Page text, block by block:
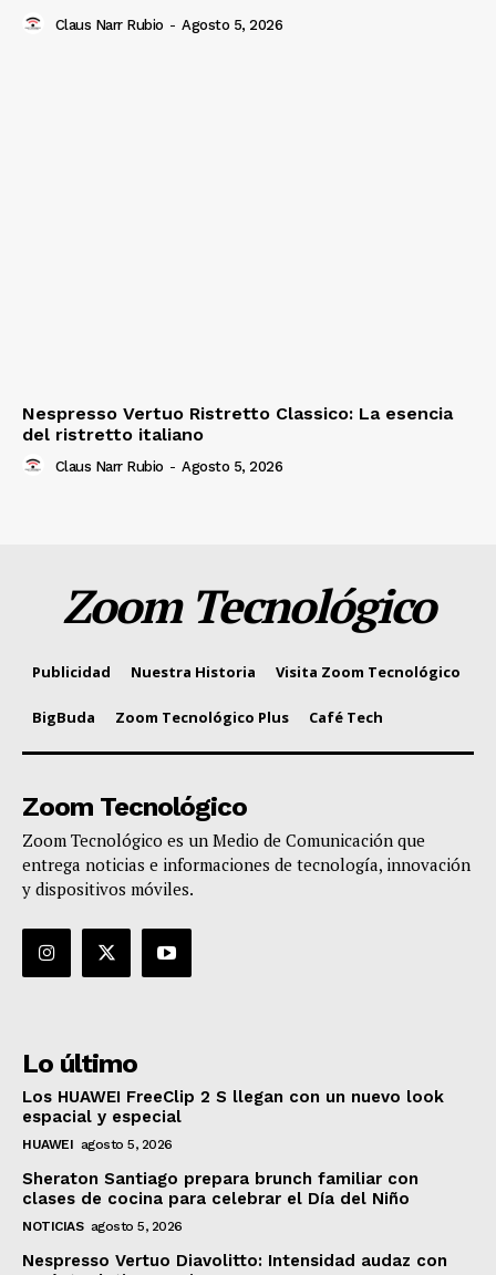
Claus Narr Rubio - Agosto 5, 2026
Nespresso Vertuo Ristretto Classico: La esencia
del ristretto italiano
Claus Narr Rubio - Agosto 5, 2026
Zoom Tecnológico
Publicidad Nuestra Historia Visita Zoom Tecnológico
BigBuda Zoom Tecnológico Plus Café Tech
Zoom Tecnológico
Zoom Tecnológico es un Medio de Comunicación que
entrega noticias e informaciones de tecnología, innovación
y dispositivos móviles.
Lo último
Los HUAWEI FreeClip 2 S llegan con un nuevo look
espacial y especial
HUAWEI agosto 5, 2026
Sheraton Santiago prepara brunch familiar con
clases de cocina para celebrar el Día del Niño
NOTICIAS agosto 5, 2026
Nespresso Vertuo Diavolitto: Intensidad audaz con